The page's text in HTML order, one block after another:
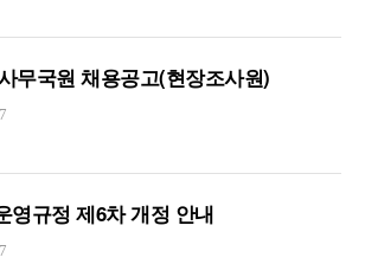
무국원 채용공고(현장조사원)
영규정 제6차 개정 안내